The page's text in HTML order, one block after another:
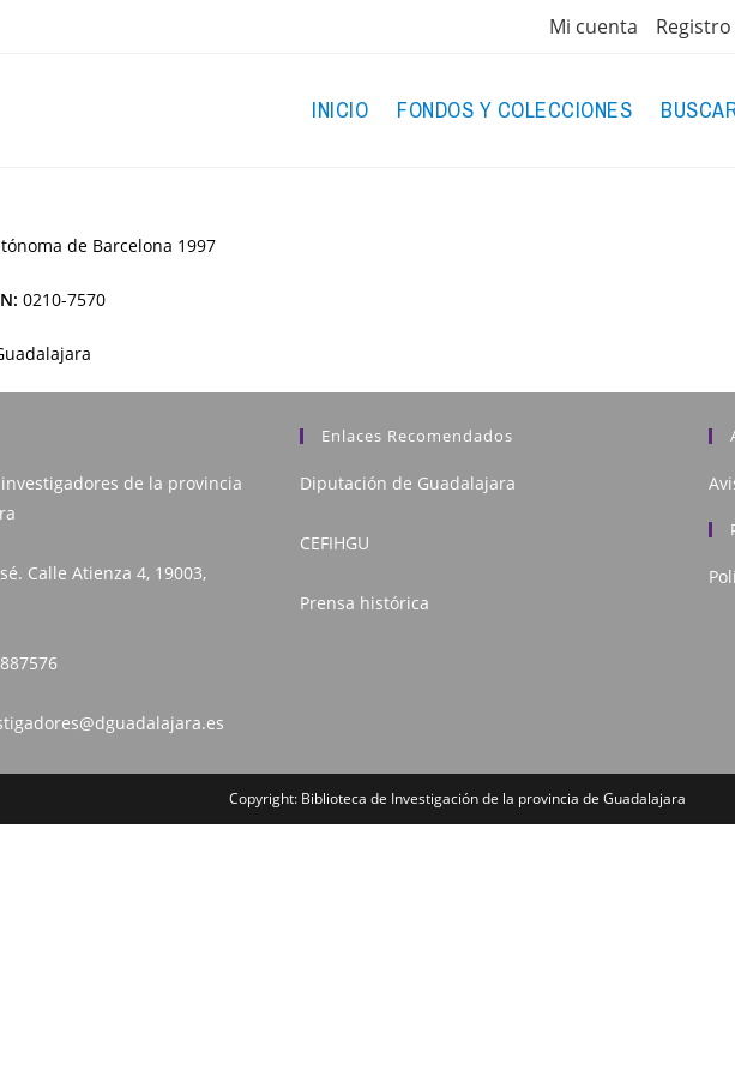
Mi cuenta
INICIO FONDOS Y COLECCIONES
de Barcelona 1997
0210-7570
de la provincia
Calle Atienza 4, 19003,
Enlaces Recomendados
Diputación de Guadalajara
CEFIHGU
Prensa histórica
Copyright: Biblioteca de Investigación de la provincia de Guadalajara